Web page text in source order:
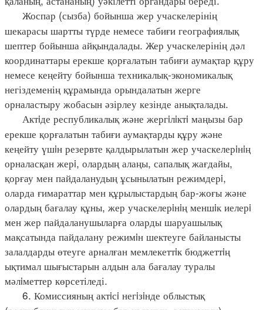
Жоспар (сызба) бойынша жер учаскелерінің
шекарасы шартты түрде немесе табиғи географиялық
шептер бойынша айқындалады. Жер учаскелерінің дәл
координаттары ерекше қорғалатын табиғи аумақтар құру
немесе кеңейту бойынша техникалық-экономикалық
негіздеменің құрамында орындалатын жерге
орналастыру жобасын әзірлеу кезінде анықталады.
Актiде республикалық және жергiлiктi маңызы бар
ерекше қорғалатын табиғи аумақтарды құру және
кеңейту үшiн резервте қалдырылатын жер учаскелерiнiң
орналасқан жерi, олардың алаңы, сапалық жағдайы,
қорғау мен пайдаланудың ұсынылатын режимдерi,
оларда ғимараттар мен құрылыстардың бар-жоғы және
олардың бағалау құны, жер учаскелерiнiң меншiк иелерi
мен жер пайдаланушыларға оларды шаруашылық
мақсатында пайдалану режимiн шектеуге байланысты
залалдарды өтеуге арналған мемлекеттiк бюджеттiң
ықтимал шығыстарын алдын ала бағалау туралы
мәлiметтер көрсетіледі.
6. Комиссияның актiсi негiзiнде облыстық